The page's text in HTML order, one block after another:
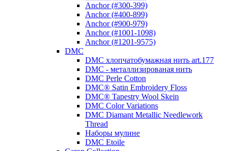
Anchor (#300-399)
Anchor (#400-899)
Anchor (#900-979)
Anchor (#1001-1098)
Anchor (#1201-9575)
DMC
DMC хлопчатобумажная нить art.177
DMC - металлизированая нить
DMC Perle Cotton
DMC® Satin Embroidery Floss
DMC® Tapestry Wool Skein
DMC Color Variations
DMC Diamant Metallic Needlework
Thread
Наборы мулине
DMC Etoile